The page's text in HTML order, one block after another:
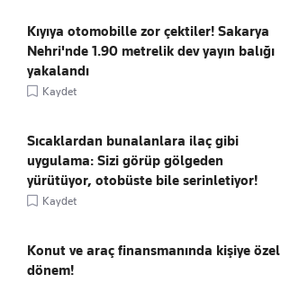
Kıyıya otomobille zor çektiler! Sakarya
Nehri'nde 1.90 metrelik dev yayın balığı
yakalandı
Kaydet
Sıcaklardan bunalanlara ilaç gibi
uygulama: Sizi görüp gölgeden
yürütüyor, otobüste bile serinletiyor!
Kaydet
Konut ve araç finansmanında kişiye özel
dönem!